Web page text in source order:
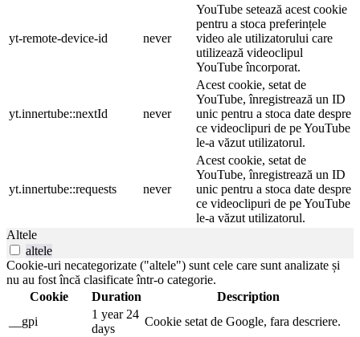
yt-remote-device-id never
YouTube setează acest cookie
pentru a stoca preferințele
video ale utilizatorului care
utilizează videoclipul
YouTube încorporat.
yt.innertube::nextId never
Acest cookie, setat de
YouTube, înregistrează un ID
unic pentru a stoca date despre
ce videoclipuri de pe YouTube
le-a văzut utilizatorul.
yt.innertube::requests never
Acest cookie, setat de
YouTube, înregistrează un ID
unic pentru a stoca date despre
ce videoclipuri de pe YouTube
le-a văzut utilizatorul.
Altele
altele
Cookie-uri necategorizate ("altele") sunt cele care sunt analizate și
nu au fost încă clasificate într-o categorie.
Cookie
Duration
Description
__gpi
1 year 24
days
Cookie setat de Google, fara descriere.